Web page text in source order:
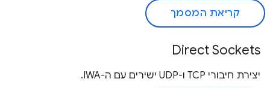
קריאת המסמך
Direct Sockets
יצירת חיבורי TCP ו-UDP ישירים עם ה-IWA.